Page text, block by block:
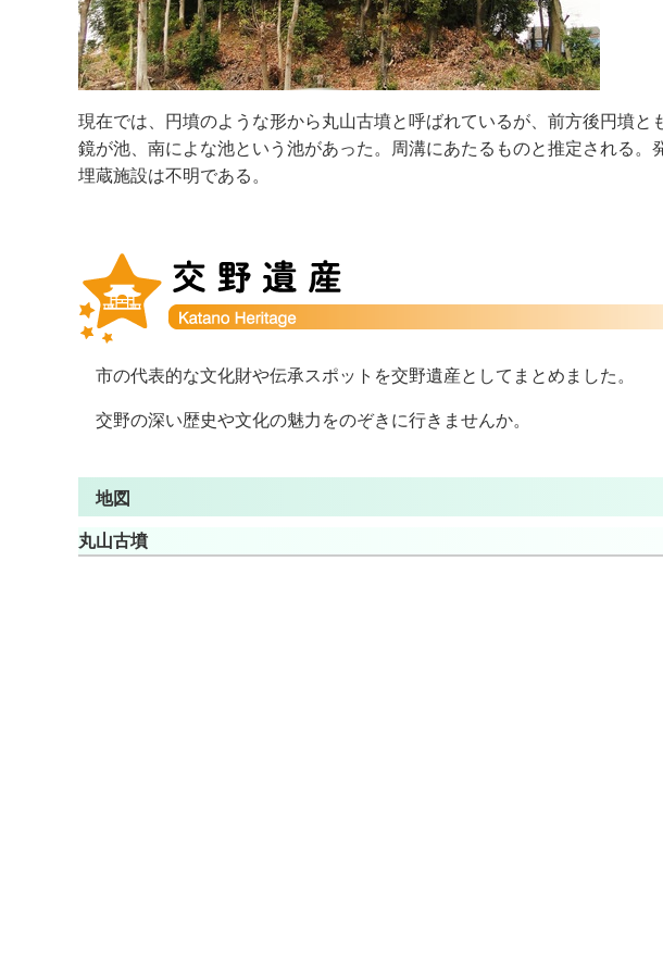
現在では、円墳のような形から丸山古墳と呼ばれているが、前方後円墳
鏡が池、南によな池という池があった。周溝にあたるものと推定される
埋蔵施設は不明である。
市の代表的な文化財や伝承スポットを交野遺産としてまとめました。
交野の深い歴史や文化の魅力をのぞきに行きませんか。
地図
丸山古墳